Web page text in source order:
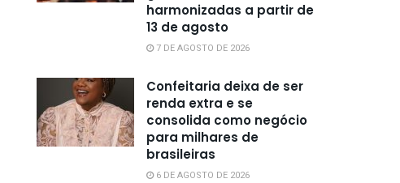
harmonizadas a partir de
13 de agosto
7 DE AGOSTO DE 2026
Confeitaria deixa de ser
renda extra e se
consolida como negócio
para milhares de
brasileiras
6 DE AGOSTO DE 2026